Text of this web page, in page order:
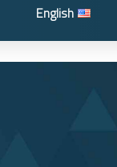
English